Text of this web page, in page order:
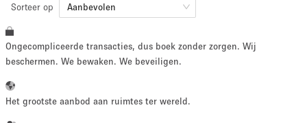
Grootte ruimte
100 sq ft 5000+ sq ft
~ 13 mensen
Sorteer op Aanbevolen
Ongecompliceerde transacties, dus boek zonder zorgen. Wij
beschermen. We bewaken. We beveiligen.
Het grootste aanbod aan ruimtes ter wereld.